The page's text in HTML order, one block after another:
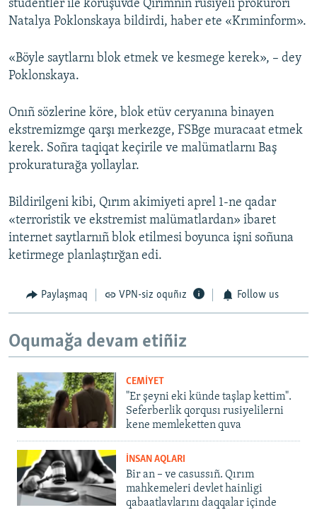
RFE/RS bütün saytları
studentler ile körüşüvde Qırımnıñ rusiyeli prokurorı
Natalya Poklonskaya bildirdi, haber ete «Krıminform».
«Böyle saytlarnı blok etmek ve kesmege kerek», – dey
Poklonskaya.
Onıñ sözlerine köre, blok etüv ceryanına binayen
ekstremizmge qarşı merkezge, FSBge muracaat etmek
kerek. Soñra taqiqat keçirile ve malümatlarnı Baş
prokuraturağa yollaylar.
Bildirilgeni kibi, Qırım akimiyeti aprel 1-ne qadar
«terroristik ve ekstremist malümatlardan» ibaret
internet saytlarnıñ blok etilmesi boyunca işni soñuna
ketirmege planlaştırğan edi.
Paylaşmaq VPN-siz oquñız Follow us
Oqumağa devam etiñiz
CEMİYET
"Er şeyni eki künde taşlap kettim".
Seferberlik qorqusı rusiyelilerni
kene memleketten quva
İNSAN AQLARI
Bir an – ve casussıñ. Qırım
mahkemeleri devlet hainligi
qabaatlavlarını daqqalar içinde